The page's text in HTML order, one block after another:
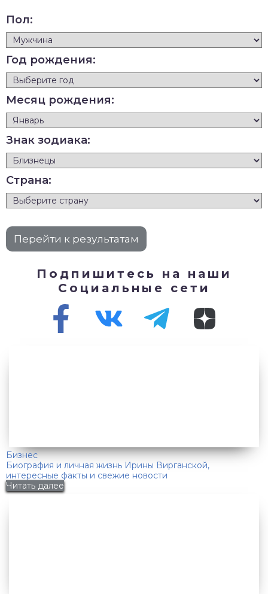
Пол:
Год рождения:
Месяц рождения:
Знак зодиака:
Страна:
Подпишитесь на наши
Социальные сети
Бизнес
Биография и личная жизнь Ирины Вирганской,
интересные факты и свежие новости
Читать далее